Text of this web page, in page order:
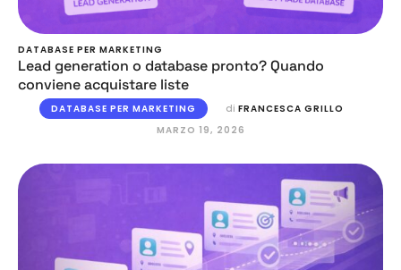
DATABASE PER MARKETING
Lead generation o database pronto? Quando
conviene acquistare liste
DATABASE PER MARKETING di FRANCESCA GRILLO
MARZO 19, 2026